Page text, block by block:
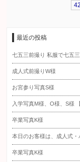
最近の投稿
七五三前撮り 私服で七五
成人式前撮りW様
お宮参り写真S様
入学写真M様、O様、S様
卒業写真K様
本日のお客様は、成人式
卒業写真K様